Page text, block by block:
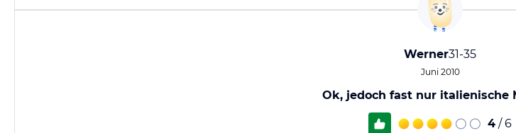
Werner31-35
Juni 2010
Ok, jedoch fast nur italienische
4 / 6